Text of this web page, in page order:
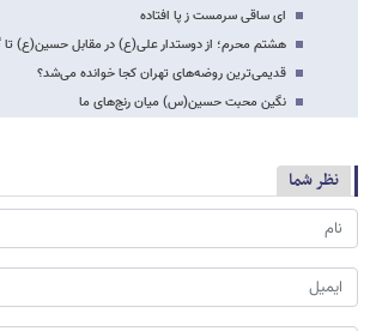
ای ساقی سرمست ز پا افتاده
هشتم محرم؛ از دوستدار علی(ع) در مقابل حسین(ع) تا
قدیمی‌ترین روضه‌های تهران کجا خوانده می‌شد؟
نگین محبت حسین(س) میان رنج‌های ما
نظر شما